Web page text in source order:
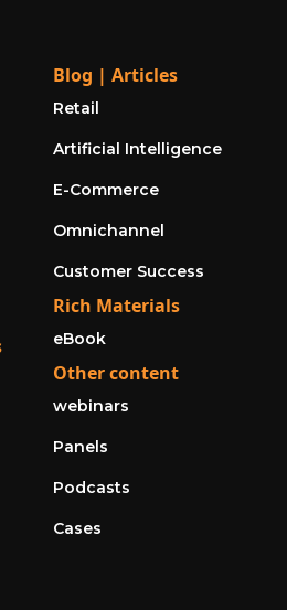
Blog | Articles
Retail
Artificial Intelligence
E-Commerce
Omnichannel
Customer Success
Rich Materials
eBook
Other content
webinars
Panels
Podcasts
Cases